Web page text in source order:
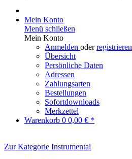
Mein Konto
Menü schließen
Mein Konto
Anmelden oderregistrieren
Übersicht
Persönliche Daten
Adressen
Zahlungsarten
Bestellungen
Sofortdownloads
Merkzettel
Warenkorb 0 0,00 € *
Zur Kategorie Instrumental